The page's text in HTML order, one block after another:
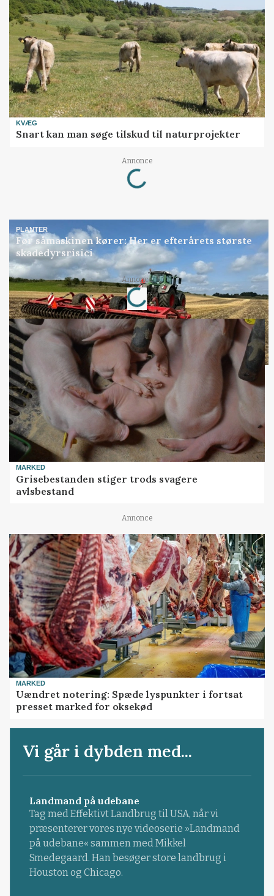
KVÆG
Snart kan man søge tilskud til naturprojekter
Annonce
Loading...
PLANTER
Før såmaskinen kører: Her er efterårets største
skadedyrsrisici
Annonce
Loading...
MARKED
Grisebestanden stiger trods svagere
avlsbestand
Annonce
MARKED
Uændret notering: Spæde lyspunkter i fortsat
presset marked for oksekød
Vi går i dybden med...
Landmand på udebane
Tag med Effektivt Landbrug til USA, når vi
præsenterer vores nye videoserie »Landmand
på udebane« sammen med Mikkel
Smedegaard. Han besøger store landbrug i
Houston og Chicago.